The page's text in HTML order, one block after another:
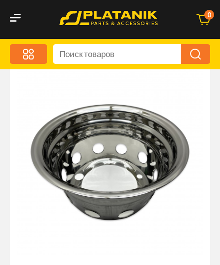
0
Меню
Акционные предложения
Автохимия и уход
Оптика и светотехника
Брызговики
Запчасти кузова и зеркала
Малый коммерческий транспорт
Маркировочные знаки и светоотражатели
Пневматические соединения